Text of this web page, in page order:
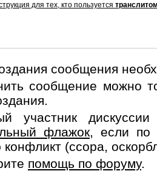
для тех, кто пользуется
сообщения
сообщение можно
участник
флажок, если по
конфликт (ссора,
помощь по форуму.